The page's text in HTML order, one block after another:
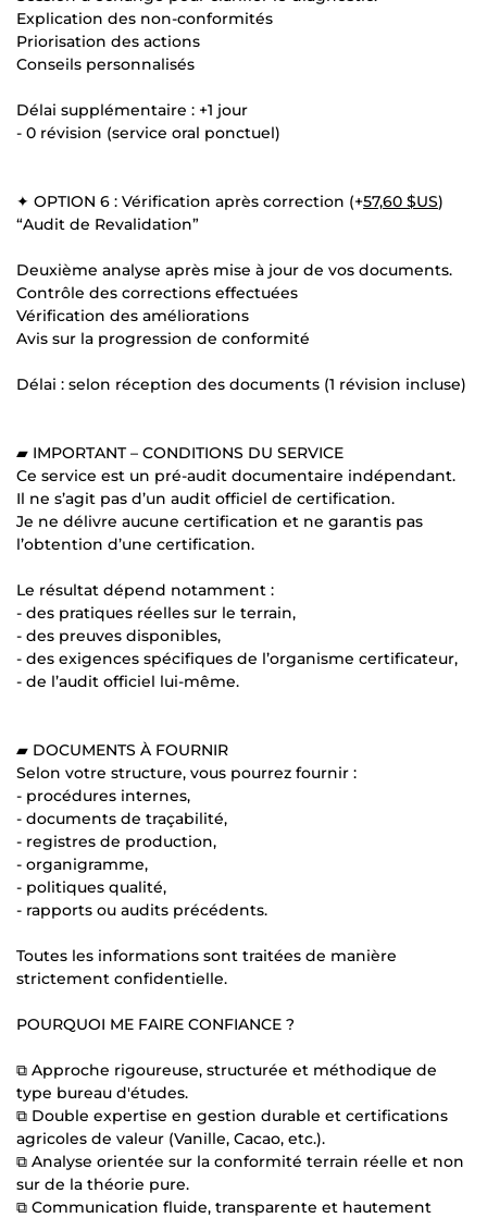
Explication des non-conformités
Priorisation des actions
Conseils personnalisés
Délai supplémentaire : +1 jour
- 0 révision (service oral ponctuel)
✦ OPTION 6 : Vérification après correction (+57,60 $US)
“Audit de Revalidation”
Deuxième analyse après mise à jour de vos documents.
Contrôle des corrections effectuées
Vérification des améliorations
Avis sur la progression de conformité
Délai : selon réception des documents (1 révision incluse)
▰ IMPORTANT – CONDITIONS DU SERVICE
Ce service est un pré-audit documentaire indépendant.
Il ne s’agit pas d’un audit officiel de certification.
Je ne délivre aucune certification et ne garantis pas
l’obtention d’une certification.
Le résultat dépend notamment :
- des pratiques réelles sur le terrain,
- des preuves disponibles,
- des exigences spécifiques de l’organisme certificateur,
- de l’audit officiel lui-même.
▰ DOCUMENTS À FOURNIR
Selon votre structure, vous pourrez fournir :
- procédures internes,
- documents de traçabilité,
- registres de production,
- organigramme,
- politiques qualité,
- rapports ou audits précédents.
Toutes les informations sont traitées de manière
strictement confidentielle.
POURQUOI ME FAIRE CONFIANCE ?
⧉ Approche rigoureuse, structurée et méthodique de
type bureau d'études.
⧉ Double expertise en gestion durable et certifications
agricoles de valeur (Vanille, Cacao, etc.).
⧉ Analyse orientée sur la conformité terrain réelle et non
sur de la théorie pure.
⧉ Communication fluide, transparente et hautement